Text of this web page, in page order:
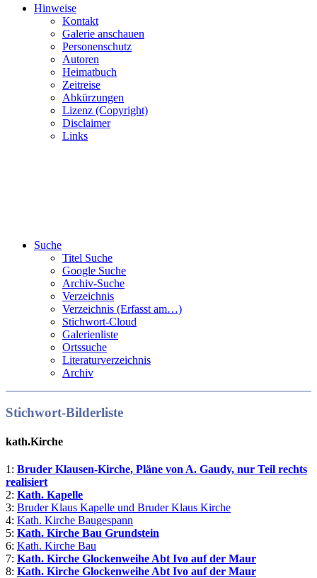
Hinweise
Kontakt
Galerie anschauen
Personenschutz
Autoren
Heimatbuch
Zeitreise
Abkürzungen
Lizenz (Copyright)
Disclaimer
Links
Suche
Titel Suche
Google Suche
Archiv-Suche
Verzeichnis
Verzeichnis (Erfasst am…)
Stichwort-Cloud
Galerienliste
Ortssuche
Literaturverzeichnis
Archiv
Stichwort-Bilderliste
kath.Kirche
1: Bruder Klausen-Kirche, Pläne von A. Gaudy, nur Teil rechts
realisiert
2: Kath. Kapelle
3: Bruder Klaus Kapelle und Bruder Klaus Kirche
4: Kath. Kirche Baugespann
5: Kath. Kirche Bau Grundstein
6: Kath. Kirche Bau
7: Kath. Kirche Glockenweihe Abt Ivo auf der Maur
8: Kath. Kirche Glockenweihe Abt Ivo auf der Maur